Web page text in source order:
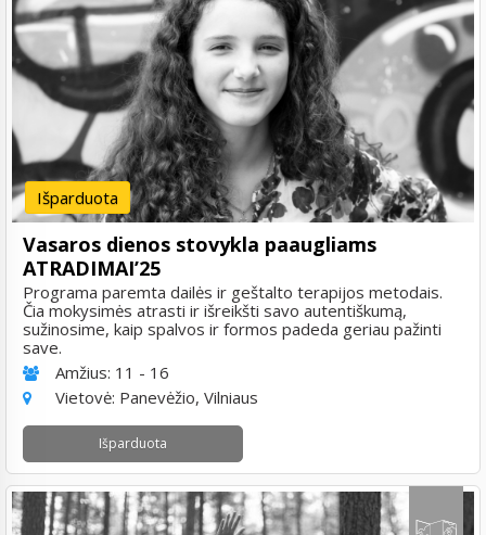
Išparduota
Vasaros dienos stovykla paaugliams
ATRADIMAI’25
Programa paremta dailės ir geštalto terapijos metodais.
Čia mokysimės atrasti ir išreikšti savo autentiškumą,
sužinosime, kaip spalvos ir formos padeda geriau pažinti
save.
Amžius: 11 - 16
Vietovė: Panevėžio, Vilniaus
Išparduota